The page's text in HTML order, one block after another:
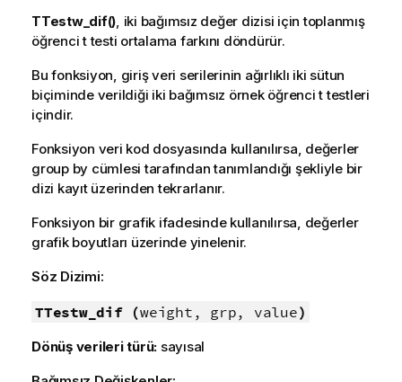
TTestw_dif(), iki bağımsız değer dizisi için toplanmış
öğrenci t testi ortalama farkını döndürür.
Bu fonksiyon, giriş veri serilerinin ağırlıklı iki sütun
biçiminde verildiği iki bağımsız örnek öğrenci t testleri
içindir.
Fonksiyon veri kod dosyasında kullanılırsa, değerler
group by cümlesi tarafından tanımlandığı şekliyle bir
dizi kayıt üzerinden tekrarlanır.
Fonksiyon bir grafik ifadesinde kullanılırsa, değerler
grafik boyutları üzerinde yinelenir.
Söz Dizimi:
TTestw_dif (weight, grp, value)
Dönüş verileri türü: sayısal